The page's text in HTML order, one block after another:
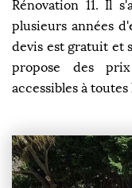
Rénovation 11. Il
plusieurs années
devis est gratuit et
propose des
accessibles à toutes